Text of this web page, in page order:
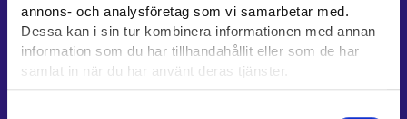
annons- och analysföretag som vi samarbetar med.
Dessa kan i sin tur kombinera informationen med annan
information som du har tillhandahållit eller som de har
samlat in när du har använt deras tjänster.
Kundservice
Kontaktuppgifter till sysselsättningsområden